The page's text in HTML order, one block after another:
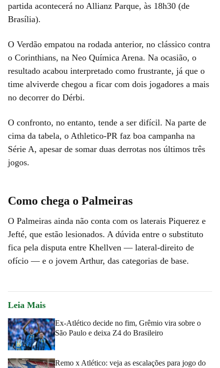
partida acontecerá no Allianz Parque, às 18h30 (de
Brasília).
O Verdão empatou na rodada anterior, no clássico contra
o Corinthians, na Neo Química Arena. Na ocasião, o
resultado acabou interpretado como frustrante, já que o
time alviverde chegou a ficar com dois jogadores a mais
no decorrer do Dérbi.
O confronto, no entanto, tende a ser difícil. Na parte de
cima da tabela, o Athletico-PR faz boa campanha na
Série A, apesar de somar duas derrotas nos últimos três
jogos.
Como chega o Palmeiras
O Palmeiras ainda não conta com os laterais Piquerez e
Jefté, que estão lesionados. A dúvida entre o substituto
fica pela disputa entre Khellven — lateral-direito de
ofício — e o jovem Arthur, das categorias de base.
Leia Mais
Ex-Atlético decide no fim, Grêmio vira sobre o
São Paulo e deixa Z4 do Brasileiro
Remo x Atlético: veja as escalações para jogo do